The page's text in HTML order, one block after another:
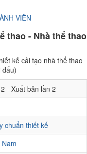
VIÊN
thao - Nhà thể thao
kế cải tạo nhà thể thao
đấu)
- Xuất bản lần 2
chuẩn thiết kế